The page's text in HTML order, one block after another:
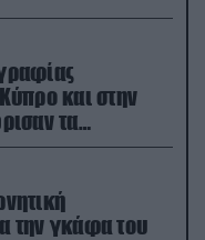
και στην
τα
την γκάφα του